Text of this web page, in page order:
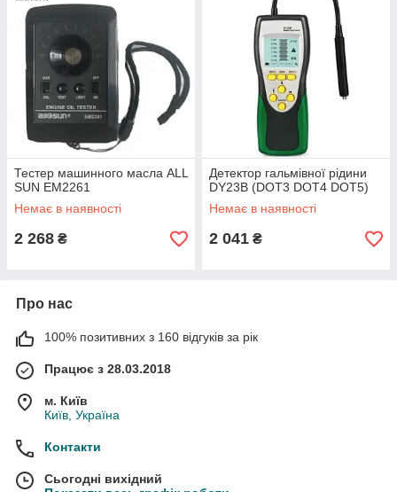
Тестер машинного масла ALL
SUN EM2261
Немає в наявності
2 268 ₴
Детектор гальмівної рідини
DY23B (DOT3 DOT4 DOT5)
Немає в наявності
2 041 ₴
Про нас
100% позитивних з 160 відгуків за рік
Працює з 28.03.2018
м. Київ
Київ, Україна
Контакти
Сьогодні вихідний